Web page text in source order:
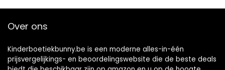
Over ons
Kinderboetiekbunny.be is een moderne alles-in-één
prijsvergelijkings- en beoordelingswebsite die de beste deals